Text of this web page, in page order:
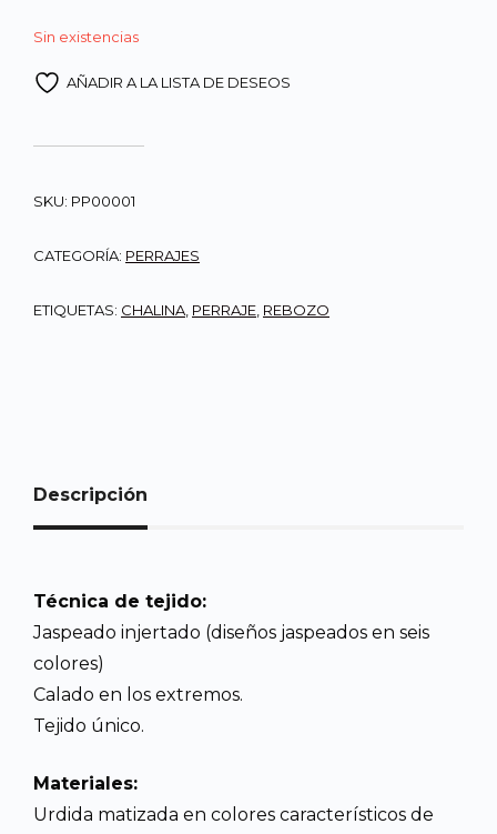
Q225.00.
Sin existencias
AÑADIR A LA LISTA DE DESEOS
SKU: PP00001
CATEGORÍA: PERRAJES
ETIQUETAS: CHALINA, PERRAJE, REBOZO
Descripción
Técnica de tejido:
Jaspeado injertado (diseños jaspeados en seis
colores)
Calado en los extremos.
Tejido único.
Materiales:
Urdida matizada en colores característicos de